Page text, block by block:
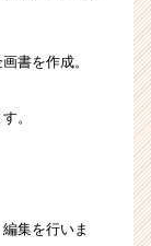
書を作成。
。
集を⾏いま